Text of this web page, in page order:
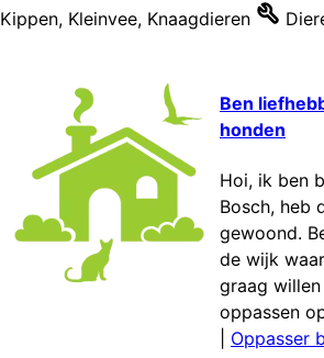
Kippen, Kleinvee, Knaagdieren
Ben
honden
Hoi, ik ben
Bosch, heb
gewoond.
de wijk
graag
oppassen
Oppasser